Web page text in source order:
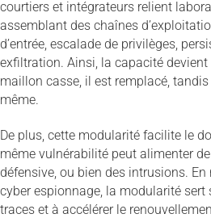
courtiers et intégrateurs relient
assemblant des chaînes
d’entrée, escalade de privilèges,
exfiltration. Ainsi, la capacité
maillon casse, il est remplacé,
même.
De plus, cette modularité facilite le
même vulnérabilité peut alimenter
défensive, ou bien des intrusions. En
cyber espionnage, la modularité sert
traces et à accélérer le